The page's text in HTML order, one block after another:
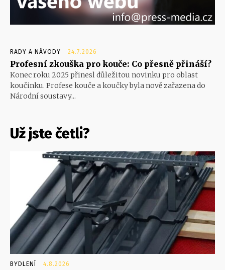
RADY A NÁVODY 24.7.2026
Profesní zkouška pro kouče: Co přesně přináší?
Konec roku 2025 přinesl důležitou novinku pro oblast
koučinku. Profese kouče a koučky byla nově zařazena do
Národní soustavy...
Už jste četli?
BYDLENÍ 4.8.2026